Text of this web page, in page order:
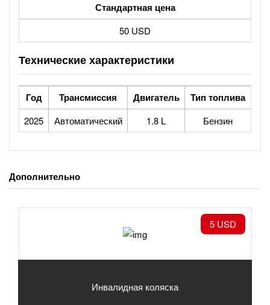
Стандартная цена
50 USD
Технические характеристики
Год Трансмиссия Двигатель Тип топлива
2025 Автоматический 1.8 L Бензин
Дополнительно
5 USD
Инвалидная коляска